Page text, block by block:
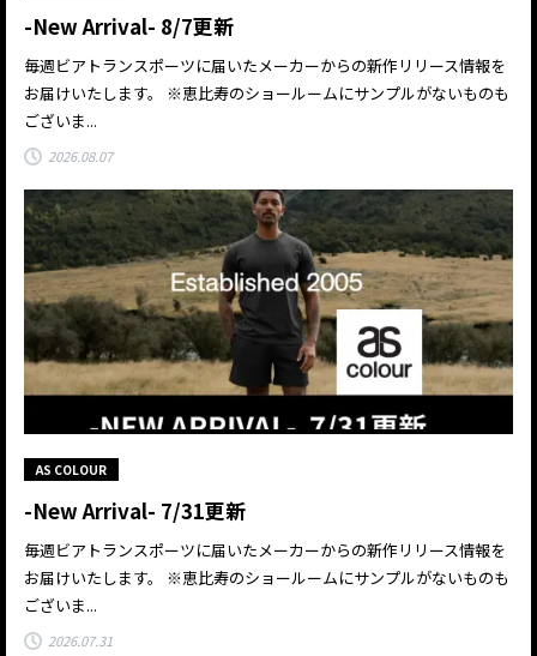
-New Arrival- 8/7更新
毎週ビアトランスポーツに届いたメーカーからの新作リリース情報を
お届けいたします。 ※恵比寿のショールームにサンプルがないものも
ございま...
2026.08.07
AS COLOUR
-New Arrival- 7/31更新
毎週ビアトランスポーツに届いたメーカーからの新作リリース情報を
お届けいたします。 ※恵比寿のショールームにサンプルがないものも
ございま...
2026.07.31